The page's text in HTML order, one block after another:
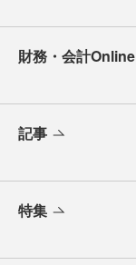
財務・会計Online
記事
特集